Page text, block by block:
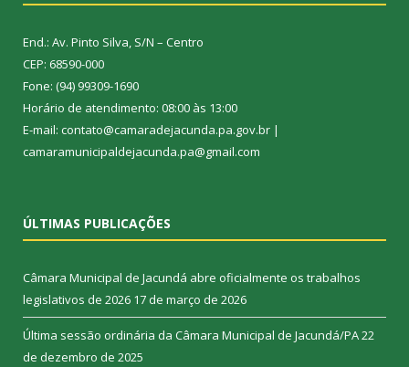
End.: Av. Pinto Silva, S/N – Centro
CEP: 68590-000
Fone: (94) 99309-1690
Horário de atendimento: 08:00 às 13:00
E-mail: contato@camaradejacunda.pa.gov.br |
camaramunicipaldejacunda.pa@gmail.com
ÚLTIMAS PUBLICAÇÕES
Câmara Municipal de Jacundá abre oficialmente os trabalhos
legislativos de 2026 17 de março de 2026
Última sessão ordinária da Câmara Municipal de Jacundá/PA22
de dezembro de 2025